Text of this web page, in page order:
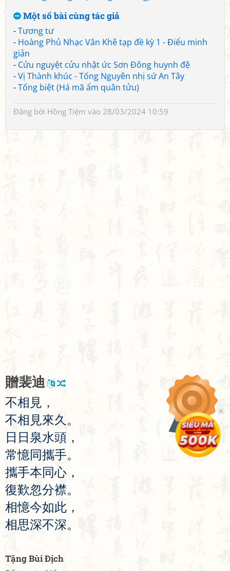
Một số bài cùng tác giả
-Tương tư
- Hoàng Phủ Nhạc Vân Khê tạp đề kỳ 1 - Điểu minh
giản
- Cửu nguyệt cửu nhật ức Sơn Đông huynh đệ
-Vị Thành khúc - Tống Nguyên nhị sứ An Tây
-Tống biệt (Há mã ẩm quân tửu)
Đăng bởi Hồng Tiệm vào 28/03/2024 10:59
贈裴迪
不相 見 ，
不相 見來久 。
日 日 泉水頭 ，
常憶同攜手。
攜手本同心 ，
復歎忽分襟。
相憶今如此 ，
相思深不深。
Tặng Bùi Địch